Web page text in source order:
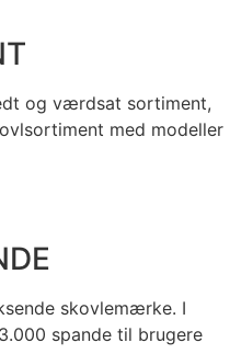
og værdsat sortiment,
med modeller
skovlemærke. I
spande til brugere